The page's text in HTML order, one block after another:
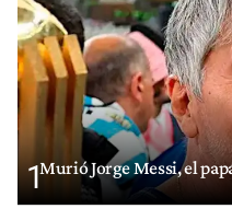
1Murió Jorge Messi, el